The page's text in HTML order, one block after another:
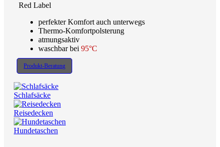
Red Label
perfekter Komfort auch unterwegs
Thermo-Komfortpolsterung
atmungsaktiv
waschbar bei 95°C
Produkt-Beratung
Schlafsäcke
Reisedecken
Hundetaschen